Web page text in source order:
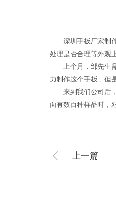
深圳手板厂家制作
处理是否合理等外观
上个月，邹先生需
力制作这个手板，但
来到我们公司后，
面有数百种样品时，
上一篇